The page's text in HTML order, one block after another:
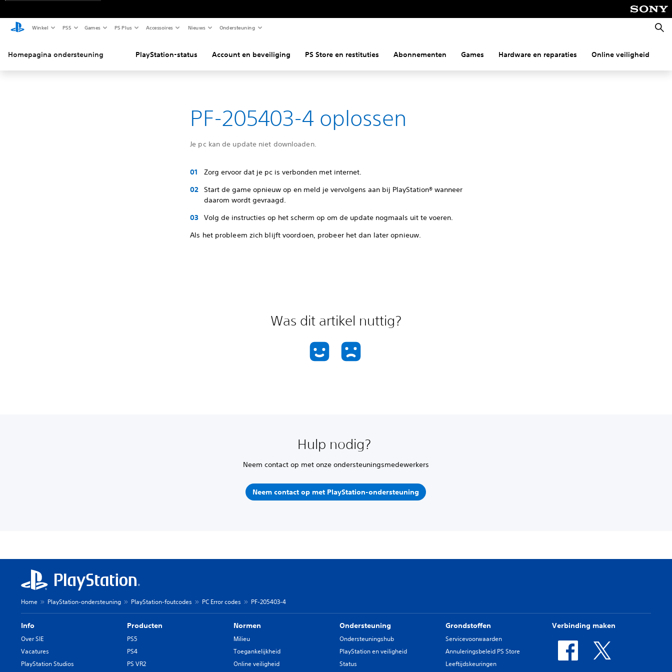
Winkel PS5 Games PS Plus Accessoires Nieuws Ondersteuning
Homepagina ondersteuning PlayStation-status Account en beveiliging PS Store en restituties Abonnementen Games Hardware en reparaties Online veiligheid
PF-205403-4 oplossen
Je pc kan de update niet downloaden.
Zorg ervoor dat je pc is verbonden met internet.
Start de game opnieuw op en meld je vervolgens aan bij PlayStation® wanneer
daarom wordt gevraagd.
Volg de instructies op het scherm op om de update nogmaals uit te voeren.
Als het probleem zich blijft voordoen, probeer het dan later opnieuw.
Was dit artikel nuttig?
Hulp nodig?
Neem contact op met onze ondersteuningsmedewerkers
Neem contact op met PlayStation-ondersteuning
Home PlayStation-ondersteuning PlayStation-foutcodes PC Error codes PF-205403-4
Info
Over SIE
Vacatures
PlayStation Studios
Producten
PS5
PS4
PS VR2
Normen
Milieu
Toegankelijkheid
Online veiligheid
Ondersteuning
Ondersteuningshub
PlayStation en veiligheid
Status
Grondstoffen
Servicevoorwaarden
Annuleringsbeleid PS Store
Leeftijdskeuringen
Verbinding maken